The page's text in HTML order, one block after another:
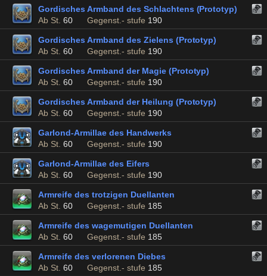
Gordisches Armband des Schlachtens (Prototyp)
Ab St. 60 Gegenst.- stufe 190
Gordisches Armband des Zielens (Prototyp)
Ab St. 60 Gegenst.- stufe 190
Gordisches Armband der Magie (Prototyp)
Ab St. 60 Gegenst.- stufe 190
Gordisches Armband der Heilung (Prototyp)
Ab St. 60 Gegenst.- stufe 190
Garlond-Armillae des Handwerks
Ab St. 60 Gegenst.- stufe 190
Garlond-Armillae des Eifers
Ab St. 60 Gegenst.- stufe 190
Armreife des trotzigen Duellanten
Ab St. 60 Gegenst.- stufe 185
Armreife des wagemutigen Duellanten
Ab St. 60 Gegenst.- stufe 185
Armreife des verlorenen Diebes
Ab St. 60 Gegenst.- stufe 185